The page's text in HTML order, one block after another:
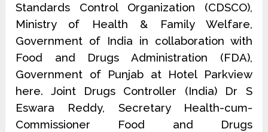
Standards Control Organization (CDSCO),
Ministry of Health & Family Welfare,
Government of India in collaboration with
Food and Drugs Administration (FDA),
Government of Punjab at Hotel Parkview
here. Joint Drugs Controller (India) Dr S
Eswara Reddy, Secretary Health-cum-
Commissioner Food and Drugs